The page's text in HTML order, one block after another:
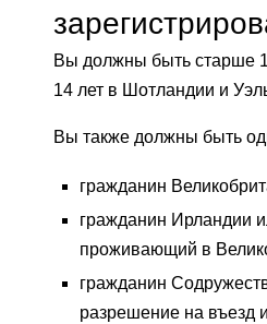
Вы должны быть старше
14 лет в Шотландии и
Вы также должны быть
гражданин
гражданин Ирландии
проживающий в
гражданин
разрешение на въезд